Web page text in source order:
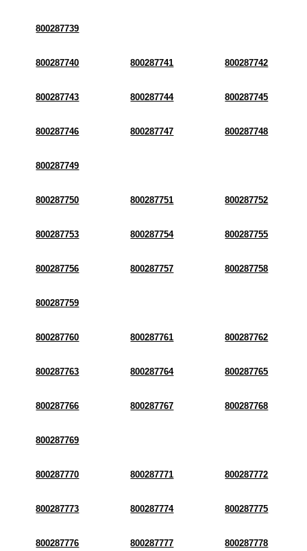
800287739
800287740 800287741 800287742
800287743 800287744 800287745
800287746 800287747 800287748
800287749
800287750 800287751 800287752
800287753 800287754 800287755
800287756 800287757 800287758
800287759
800287760 800287761 800287762
800287763 800287764 800287765
800287766 800287767 800287768
800287769
800287770 800287771 800287772
800287773 800287774 800287775
800287776 800287777 800287778